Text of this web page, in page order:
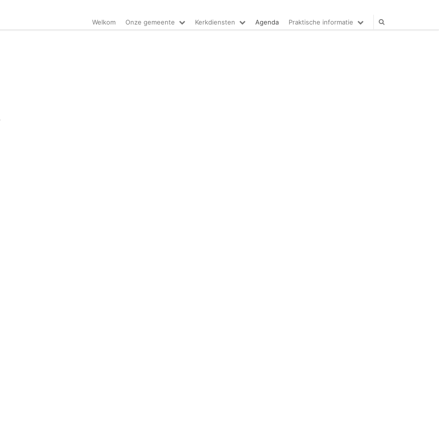
Welkom Onze gemeente Kerkdiensten Agenda Praktische informatie